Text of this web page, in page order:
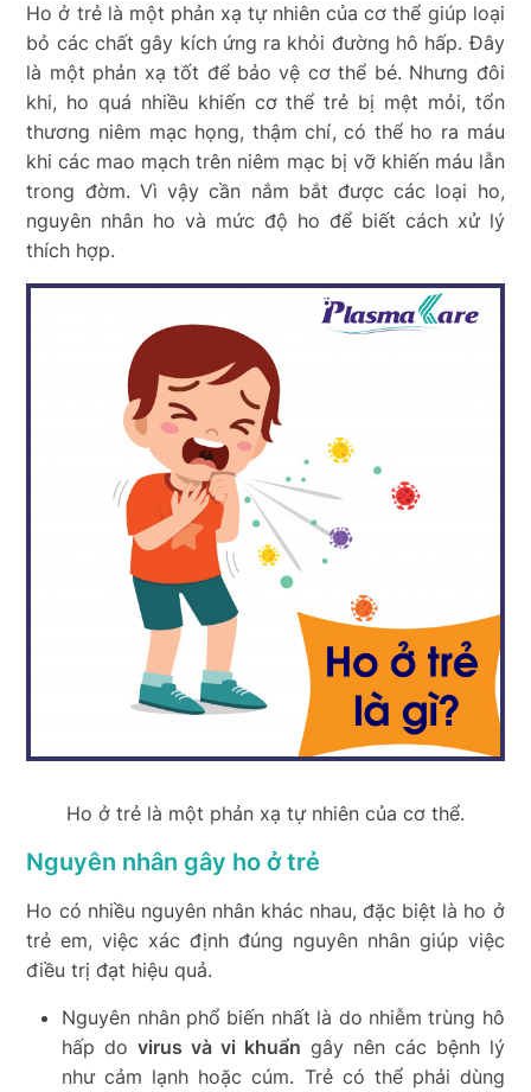
Ho ở trẻ là một phản xạ tự nhiên của cơ thể giúp loại
bỏ các chất gây kích ứng ra khỏi đường hô hấp. Đây
là một phản xạ tốt để bảo vệ cơ thể bé. Nhưng đôi
khi, ho quá nhiều khiến cơ thể trẻ bị mệt mỏi, tổn
thương niêm mạc họng, thậm chí, có thể ho ra máu
khi các mao mạch trên niêm mạc bị vỡ khiến máu lẫn
trong đờm. Vì vậy cần nắm bắt được các loại ho,
nguyên nhân ho và mức độ ho để biết cách xử lý
thích hợp.
Ho ở trẻ là một phản xạ tự nhiên của cơ thể.
Nguyên nhân gây ho ở trẻ
Ho có nhiều nguyên nhân khác nhau, đặc biệt là ho ở
trẻ em, việc xác định đúng nguyên nhân giúp việc
điều trị đạt hiệu quả.
Nguyên nhân phổ biến nhất là do nhiễm trùng hô
hấp dovirus và vi khuẩn gây nên các bệnh lý
như cảm lạnh hoặc cúm. Trẻ có thể phải dùng